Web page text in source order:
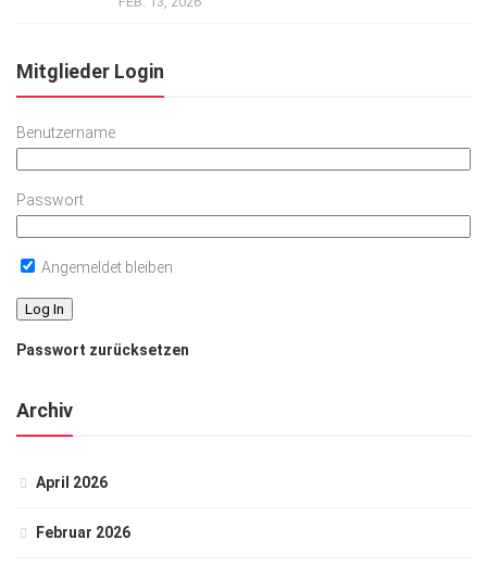
Mitglieder Login
Benutzername
Passwort
Angemeldet bleiben
Passwort zurücksetzen
Archiv
April 2026
Februar 2026